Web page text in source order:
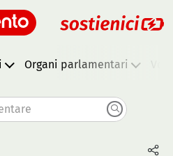
Organi parlamentari